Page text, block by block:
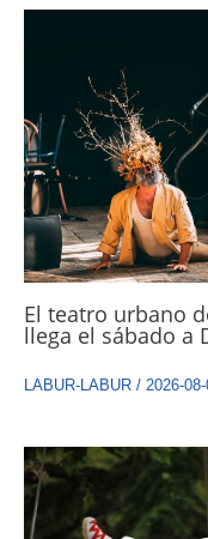
El teatro urbano
llega el sábado a
LABUR-LABUR / 2026-